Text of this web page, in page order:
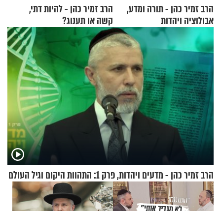
הרב זמיר כהן - תורה ומדע,
אבולוציה ויהדות
הרב זמיר כהן - להיות דתי,
קשה או תענוג?
הרב זמיר כהן - מדעים ויהדות, פרק 1: התהוות היקום וגיל העולם